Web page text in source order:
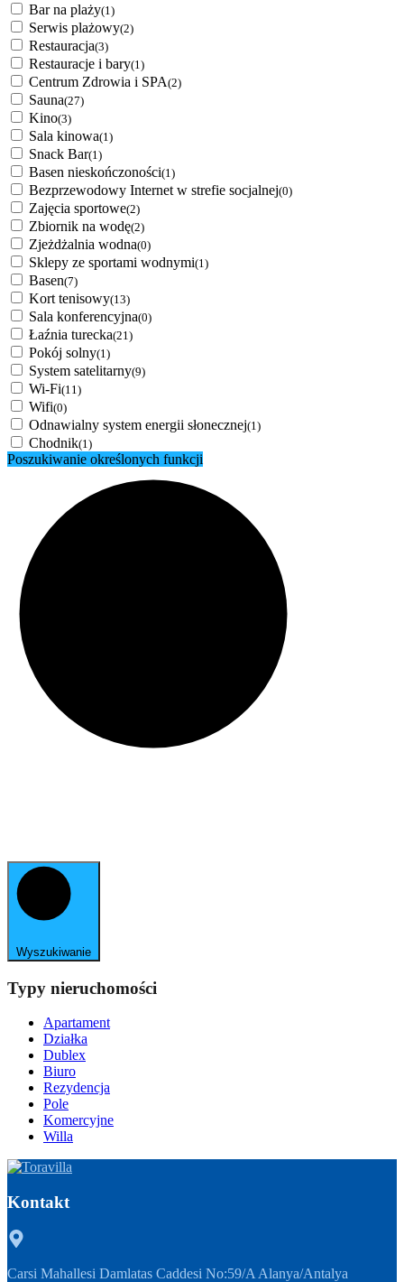
Bar na plaży(1)
Serwis plażowy(2)
Restauracja(3)
Restauracje i bary(1)
Centrum Zdrowia i SPA(2)
Sauna(27)
Kino(3)
Sala kinowa(1)
Snack Bar(1)
Basen nieskończoności(1)
Bezprzewodowy Internet w strefie socjalnej(0)
Zajęcia sportowe(2)
Zbiornik na wodę(2)
Zjeżdżalnia wodna(0)
Sklepy ze sportami wodnymi(1)
Basen(7)
Kort tenisowy(13)
Sala konferencyjna(0)
Łaźnia turecka(21)
Pokój solny(1)
System satelitarny(9)
Wi-Fi(11)
Wifi(0)
Odnawialny system energii słonecznej(1)
Chodnik(1)
Poszukiwanie określonych funkcji
Wyszukiwanie
Typy nieruchomości
Apartament
Działka
Dublex
Biuro
Rezydencja
Pole
Komercyjne
Willa
Kontakt
Carsi Mahallesi Damlatas Caddesi No:59/A Alanya/Antalya